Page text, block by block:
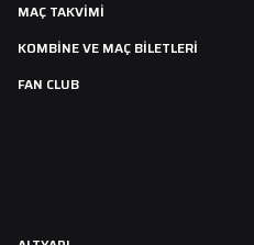
MAÇ TAKVIMI
KOMBİNE VE MAÇ BİLETLERİ
FAN CLUB